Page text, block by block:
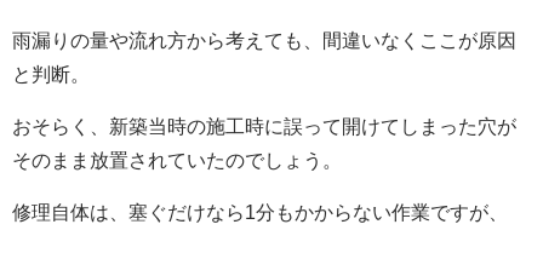
雨漏りの量や流れ方から考えても、間違いなくここが原因
と判断。
おそらく、新築当時の施工時に誤って開けてしまった穴が
そのまま放置されていたのでしょう。
修理自体は、塞ぐだけなら1分もかからない作業ですが、